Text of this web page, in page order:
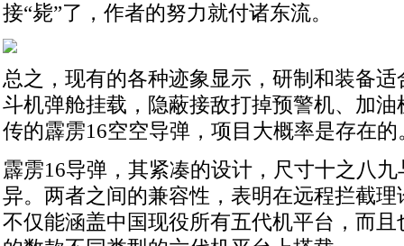
接“毙”了，作者的努力就付诸东流。
总之，现有的各种迹象显示，研制和装备适
斗机弹舱挂载，隐蔽接敌打掉预警机、加油
传的霹雳16空空导弹，项目大概率是存在的
霹雳16导弹，其紧凑的设计，尺寸十之八
异。两者之间的兼容性，表明在远程拦截
不仅能涵盖中国现役所有五代机平台，而